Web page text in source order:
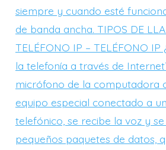
siempre y cuando esté
de banda ancha. TIPOS DE
TELÉFONO IP – TELÉFONO
la telefonía a través de
micrófono de la computadora
equipo especial conectado a
telefónico, se recibe la voz y
pequeños paquetes de datos,